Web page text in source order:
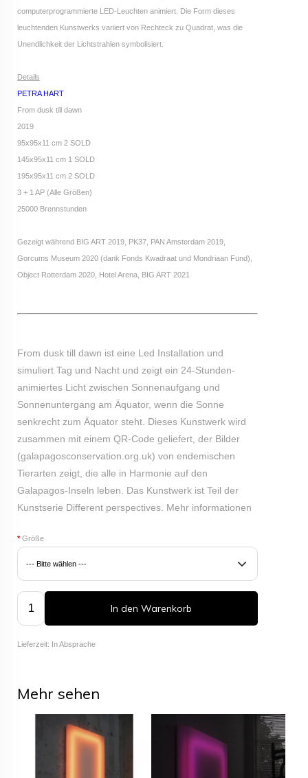
computerprogrammierte LED-Leuchten animiert. Die Form dieses
leuchtenden Kunstwerks variiert von Rechteck zu Quadrat, was die
Unendlichkeit der Lichtstrahlen symbolisiert.
Details
PETRA HART
From dusk till dawn
2019
95x95x11 cm 2 SOLD
145x95x11 cm 1 SOLD
195x95x11 cm 2 SOLD
3 + 1 AP (Alle Größen)
25000 Brennstunden
Gezeigt während BIG ART 2019, PK37, PAN Amsterdam 2019,
Gorcums Museum 2020 (dank Fonds Kwadraat und Mondriaan Fund),
Object Rotterdam 2020, Hotel Arena, BIG ART 2021
From dusk till dawn ist eine Led Installation und
simuliert Tag und Nacht und zeigt ein 24-Stunden-
animiertes Licht zwischen Sonnenaufgang und
Sonnenuntergang am Äquator, wenn die Sonne
senkrecht zum Äquator steht. Dieses Kunstwerk wird
zusammen mit einem QR-Code geliefert, der Bilder
(galapagosconservation.org.uk) von endemischen
Tierarten zeigt, die alle in Harmonie auf den
Galapagos-Inseln leben. Das Kunstwerk ist Teil der
Kunstserie Different perspectives. Mehr informationen
*Größe
In den Warenkorb
Lieferzeit: In Absprache
Mehr sehen